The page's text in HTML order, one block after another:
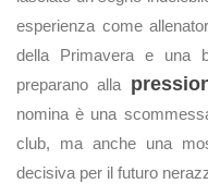
esperienza come
della Primavera e una
preparano alla
nomina è una
club, ma anche una
decisiva per il futuro